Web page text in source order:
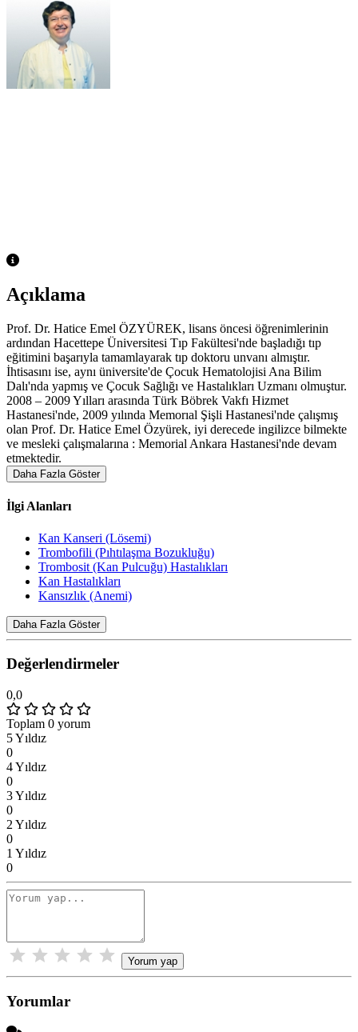
Açıklama
Prof. Dr. Hatice Emel ÖZYÜREK, lisans öncesi öğrenimlerinin
ardından Hacettepe Üniversitesi Tıp Fakültesi'nde başladığı tıp
eğitimini başarıyla tamamlayarak tıp doktoru unvanı almıştır.
İhtisasını ise, aynı üniversite'de Çocuk Hematolojisi Ana Bilim
Dalı'nda yapmış ve Çocuk Sağlığı ve Hastalıkları Uzmanı olmuştur.
2008 – 2009 Yılları arasında Türk Böbrek Vakfı Hizmet
Hastanesi'nde, 2009 yılında Memorıal Şişli Hastanesi'nde çalışmış
olan Prof. Dr. Hatice Emel Özyürek, iyi derecede ingilizce bilmekte
ve mesleki çalışmalarına : Memorial Ankara Hastanesi'nde devam
etmektedir.
Daha Fazla Göster
İlgi Alanları
Kan Kanseri (Lösemi)
Trombofili (Pıhtılaşma Bozukluğu)
Trombosit (Kan Pulcuğu) Hastalıkları
Kan Hastalıkları
Kansızlık (Anemi)
Daha Fazla Göster
Değerlendirmeler
0,0
Toplam 0 yorum
5 Yıldız
0
4 Yıldız
0
3 Yıldız
0
2 Yıldız
0
1 Yıldız
0
Yorum yap
Yorumlar